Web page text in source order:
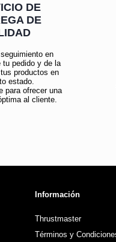
DE
DE
en
tu pedido y de la
productos en
estado.
para ofrecer una
al cliente.
Información
Thrustmaster
Términos y